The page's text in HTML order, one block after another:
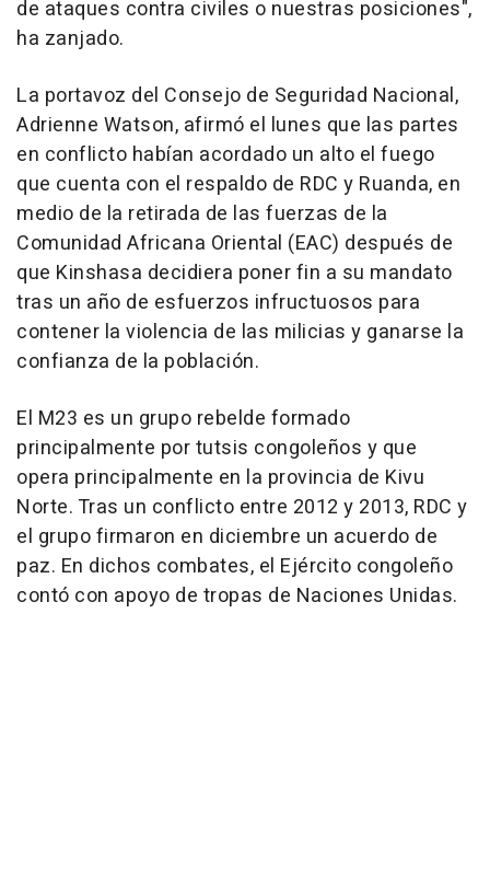
de ataques contra civiles o nuestras posiciones",
ha zanjado.
La portavoz del Consejo de Seguridad Nacional,
Adrienne Watson, afirmó el lunes que las partes
en conflicto habían acordado un alto el fuego
que cuenta con el respaldo de RDC y Ruanda, en
medio de la retirada de las fuerzas de la
Comunidad Africana Oriental (EAC) después de
que Kinshasa decidiera poner fin a su mandato
tras un año de esfuerzos infructuosos para
contener la violencia de las milicias y ganarse la
confianza de la población.
El M23 es un grupo rebelde formado
principalmente por tutsis congoleños y que
opera principalmente en la provincia de Kivu
Norte. Tras un conflicto entre 2012 y 2013, RDC y
el grupo firmaron en diciembre un acuerdo de
paz. En dichos combates, el Ejército congoleño
contó con apoyo de tropas de Naciones Unidas.